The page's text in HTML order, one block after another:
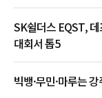
SK쉴더스 EQST,
대회서 톱5
빅뱅·무민·마루는